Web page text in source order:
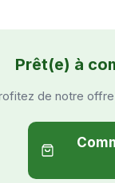
Prêt(e) à
de notre